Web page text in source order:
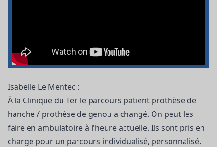
Isabelle Le Mentec :
À la Clinique du Ter, le parcours patient prothèse de
hanche / prothèse de genou a changé. On peut les
faire en ambulatoire à l'heure actuelle. Ils sont pris en
charge pour un parcours individualisé, personnalisé.